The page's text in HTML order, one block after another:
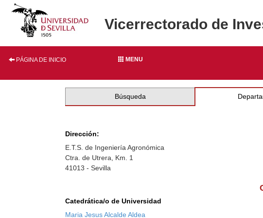
Vicerrectorado de
PÁGINA DE INICIO MENU
Búsqueda
Dirección:
E.T.S. de Ingeniería Agronómica
Ctra. de Utrera, Km. 1
41013 - Sevilla
Catedrática/o de Universidad
Maria Jesus Alcalde Aldea